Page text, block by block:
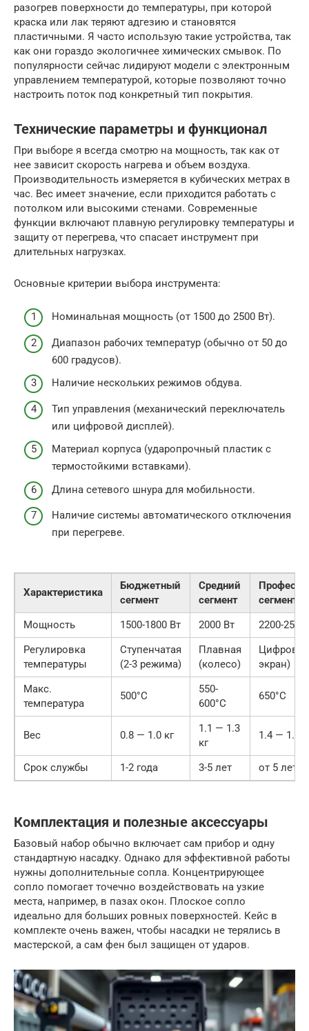
разогрев поверхности до температуры, при которой
краска или лак теряют адгезию и становятся
пластичными. Я часто использую такие устройства, так
как они гораздо экологичнее химических смывок. По
популярности сейчас лидируют модели с электронным
управлением температурой, которые позволяют точно
настроить поток под конкретный тип покрытия.
Технические параметры и функционал
При выборе я всегда смотрю на мощность, так как от
нее зависит скорость нагрева и объем воздуха.
Производительность измеряется в кубических метрах в
час. Вес имеет значение, если приходится работать с
потолком или высокими стенами. Современные
функции включают плавную регулировку температуры и
защиту от перегрева, что спасает инструмент при
длительных нагрузках.
Основные критерии выбора инструмента:
Номинальная мощность (от 1500 до 2500 Вт).
Диапазон рабочих температур (обычно от 50 до
600 градусов).
Наличие нескольких режимов обдува.
Тип управления (механический переключатель
или цифровой дисплей).
Материал корпуса (ударопрочный пластик с
термостойкими вставками).
Длина сетевого шнура для мобильности.
Наличие системы автоматического отключения
при перегреве.
Характеристика
Бюджетный
сегмент
Средний
сегмент
сегмент
Мощность
1500-1800 Вт 2000 Вт
2200-2500
Регулировка
температуры
Ступенчатая
(2-3 режима)
Плавная
(колесо)
Цифровая
экран)
Макс.
температура
500°C
550-
600°C
650°C
Вес 0.8 — 1.0 кг
1.1 — 1.3
кг
1.4 — 1.6
Срок службы 1-2 года 3-5 лет от 5 лет
Комплектация и полезные аксессуары
Базовый набор обычно включает сам прибор и одну
стандартную насадку. Однако для эффективной работы
нужны дополнительные сопла. Концентрирующее
сопло помогает точечно воздействовать на узкие
места, например, в пазах окон. Плоское сопло
идеально для больших ровных поверхностей. Кейс в
комплекте очень важен, чтобы насадки не терялись в
мастерской, а сам фен был защищен от ударов.